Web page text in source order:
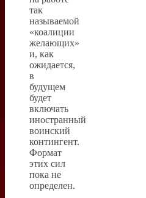
так
называемой
«коалиции
желающих»
и, как
ожидается,
в
будущем
будет
включать
иностранный
воинский
контингент.
Формат
этих сил
пока не
определен.